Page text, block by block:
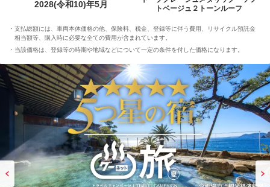
2028(令和10)年5月
トベージュ２トーンルーフ
支払総額には、車両本体価格の他、保険料、税金、登録等に伴う費用、リサイクル預託金
相当額等、購入時に必要な全ての費用が含まれています。
当該価格は、登録等の時期や地域などについて一定の条件を付した価格になります。